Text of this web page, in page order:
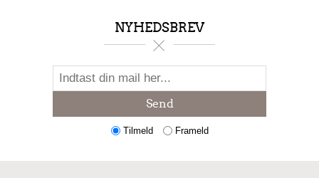
NYHEDSBREV
Send
Tilmeld Frameld